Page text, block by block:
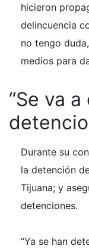
hicieron
delincuencia
no tengo
medios para
“Se va
Durante su
la detención
Tijuana; y
detenciones.
“Ya se han